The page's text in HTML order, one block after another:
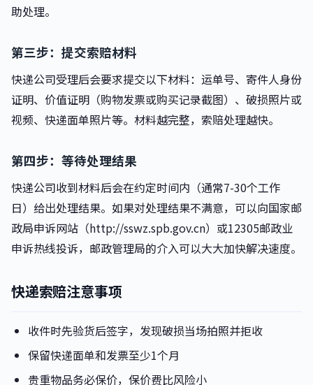
助处理。
第三步：提交索赔材料
快递公司受理后会要求提交以下材料：运单号、寄件人身份
证明、价值证明（购物发票或购买记录截图）、破损照片或
视频、快递面单照片等。材料越完整，索赔处理越快。
第四步：等待处理结果
快递公司收到材料后会在约定时间内（通常7-30个工作
日）给出处理结果。如果对处理结果不满意，可以向国家邮
政局申诉网站（http://sswz.spb.gov.cn）或12305邮政业
申诉热线投诉，邮政管理局的介入可以大大加快解决速度。
快递索赔注意事项
收件时先验货后签字，发现破损当场拍照并拒收
保留快递面单和发票至少1个月
贵重物品务必保价，保价费比风险小